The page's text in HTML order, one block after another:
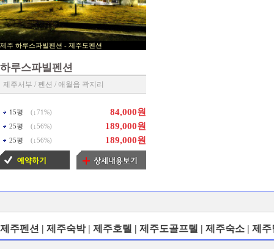
제주 하루스파빌펜션 - 제주도펜션
하루스파빌펜션
제주서부 / 펜션 / 애월읍 곽지리
15평 (↓ 71%) 84,000원
25평 (↓ 56%) 189,000원
25평 (↓ 56%) 189,000원
제주펜션 | 제주숙박 | 제주호텔 | 제주도골프텔 | 제주숙소 | 제